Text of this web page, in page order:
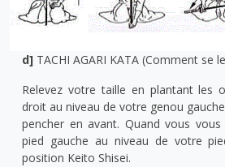
d] TACHI AGARI KATA (Comment se
Relevez votre taille en plantant les
droit au niveau de votre genou
pencher en avant. Quand vous
pied gauche au niveau de votre
position Keito Shisei.